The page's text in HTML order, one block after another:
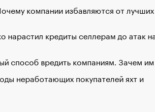
компании избавляются от лучших
нарастил кредиты селлерам до атак
способ вредить компаниям. Зачем
неработающих покупателей яхт и